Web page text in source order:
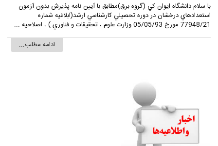
با سلام دانشگاه ايوان کي (گروه برق)مطابق با آيين نامه پذيرش بدون آزمون
استعدادهاي درخشان در دوره تحصيلي کارشناسي ارشد(ابلاغيه شماره
77948/21 مورخ 05/05/93 وزارت علوم ، تحقيقات و فناوري ) ، اصلاحيه ...
ادامه مطلب...